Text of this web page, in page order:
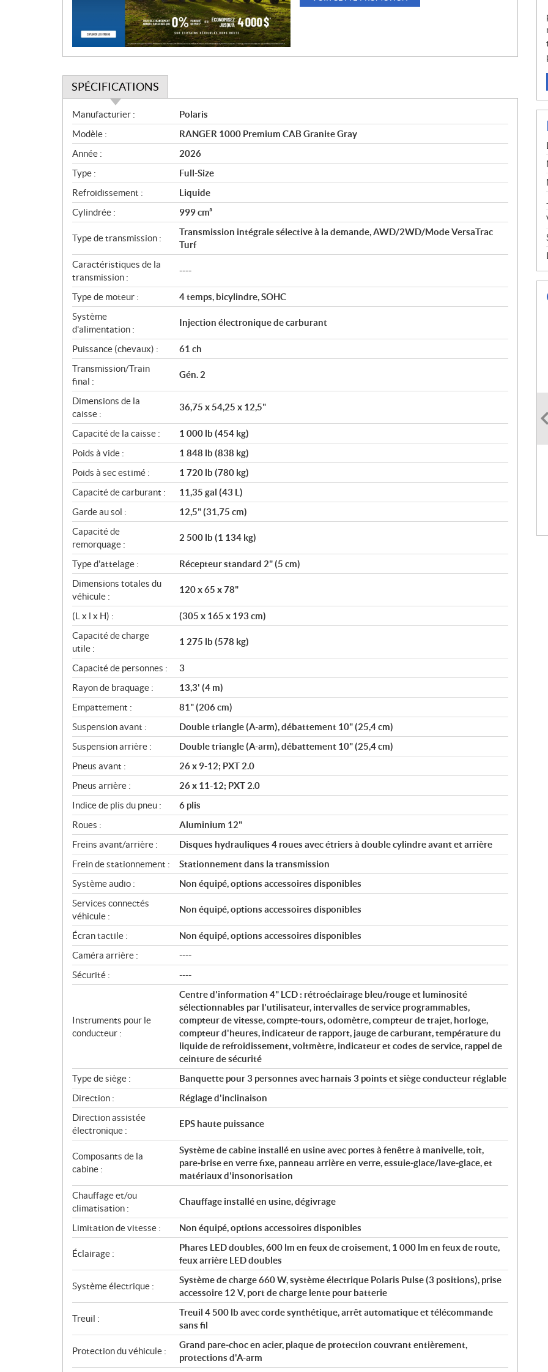
SPÉCIFICATIONS
S
p
é
c
i
f
i
c
a
t
o
n
s
Manufacturier :
Polaris
Modèle :
RANGER 1000 Premium CAB Granite Gray
Année :
2026
Type :
Full-Size
Refroidissement :
Liquide
Cylindrée :
999 cm³
Type de transmission :
Transmission intégrale sélective à la demande, AWD/2WD/Mode VersaTrac
Turf
Caractéristiques de la
transmission :
----
Type de moteur :
4 temps, bicylindre, SOHC
Système
d'alimentation :
Injection électronique de carburant
Puissance (chevaux) :
61 ch
Transmission/Train
final :
Gén. 2
Dimensions de la
caisse :
36,75 x 54,25 x 12,5"
Capacité de la caisse :
1 000 lb (454 kg)
Poids à vide :
1 848 lb (838 kg)
Poids à sec estimé :
1 720 lb (780 kg)
Capacité de carburant :
11,35 gal (43 L)
Garde au sol :
12,5" (31,75 cm)
Capacité de
remorquage :
2 500 lb (1 134 kg)
Type d'attelage :
Récepteur standard 2" (5 cm)
Dimensions totales du
véhicule :
120 x 65 x 78"
(L x l x H) :
(305 x 165 x 193 cm)
Capacité de charge
utile :
1 275 lb (578 kg)
Capacité de personnes :
3
Rayon de braquage :
13,3' (4 m)
Empattement :
81" (206 cm)
Suspension avant :
Double triangle (A-arm), débattement 10" (25,4 cm)
Suspension arrière :
Double triangle (A-arm), débattement 10" (25,4 cm)
Pneus avant :
26 x 9-12; PXT 2.0
Pneus arrière :
26 x 11-12; PXT 2.0
Indice de plis du pneu :
6 plis
Roues :
Aluminium 12"
Freins avant/arrière :
Disques hydrauliques 4 roues avec étriers à double cylindre avant et arrière
Frein de stationnement :
Stationnement dans la transmission
Système audio :
Non équipé, options accessoires disponibles
Services connectés
véhicule :
Non équipé, options accessoires disponibles
Écran tactile :
Non équipé, options accessoires disponibles
Caméra arrière :
----
Sécurité :
----
Instruments pour le
conducteur :
Centre d'information 4" LCD : rétroéclairage bleu/rouge et luminosité
sélectionnables par l'utilisateur, intervalles de service programmables,
compteur de vitesse, compte‑tours, odomètre, compteur de trajet, horloge,
compteur d'heures, indicateur de rapport, jauge de carburant, température du
liquide de refroidissement, voltmètre, indicateur et codes de service, rappel de
ceinture de sécurité
Type de siège :
Banquette pour 3 personnes avec harnais 3 points et siège conducteur réglable
Direction :
Réglage d'inclinaison
Direction assistée
électronique :
EPS haute puissance
Composants de la
cabine :
Système de cabine installé en usine avec portes à fenêtre à manivelle, toit,
pare‑brise en verre fixe, panneau arrière en verre, essuie‑glace/lave‑glace, et
matériaux d'insonorisation
Chauffage et/ou
climatisation :
Chauffage installé en usine, dégivrage
Limitation de vitesse : Non équipé, options accessoires disponibles
Éclairage :
Phares LED doubles, 600 lm en feux de croisement, 1 000 lm en feux de route,
feux arrière LED doubles
Système électrique :
Système de charge 660 W, système électrique Polaris Pulse (3 positions), prise
accessoire 12 V, port de charge lente pour batterie
Treuil :
Treuil 4 500 lb avec corde synthétique, arrêt automatique et télécommande
sans fil
Protection du véhicule :
Grand pare‑choc en acier, plaque de protection couvrant entièrement,
protections d'A-arm